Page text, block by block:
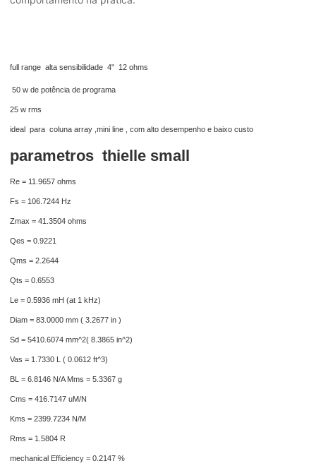
full range alta sensibilidade 4" 12 ohms
50 w de potência de programa
25 w rms
ideal para coluna array ,mini line , com alto desempenho e baixo custo
parametros thielle small
Re = 11.9657 ohms
Fs = 106.7244 Hz
Zmax = 41.3504 ohms
Qes = 0.9221
Qms = 2.2644
Qts = 0.6553
Le = 0.5936 mH (at 1 kHz)
Diam = 83.0000 mm ( 3.2677 in )
Sd = 5410.6074 mm^2( 8.3865 in^2)
Vas = 1.7330 L ( 0.0612 ft^3)
BL = 6.8146 N/A Mms = 5.3367 g
Cms = 416.7147 uM/N
Kms = 2399.7234 N/M
Rms = 1.5804 R
mechanical Efficiency = 0.2147 %